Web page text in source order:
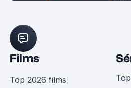
Films
Top 2026 films